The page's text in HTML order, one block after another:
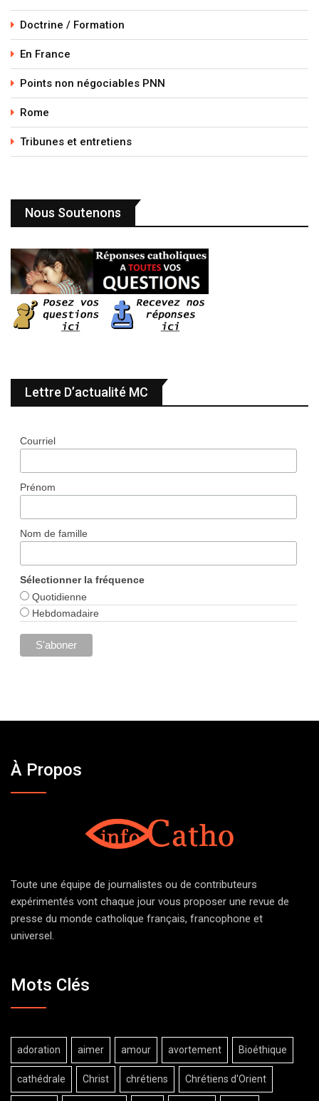
Doctrine / Formation
En France
Points non négociables PNN
Rome
Tribunes et entretiens
Nous Soutenons
Lettre D’actualité MC
Courriel
Prénom
Nom de famille
Sélectionner la fréquence
Quotidienne
Hebdomadaire
À Propos
Toute une équipe de journalistes ou de contributeurs
expérimentés vont chaque jour vous proposer une revue de
presse du monde catholique français, francophone et
universel.
Mots Clés
adoration aimer amour avortement Bioéthique
cathédrale Christ chrétiens Chrétiens d'Orient